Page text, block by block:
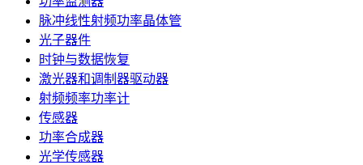
脉冲线性射频功率晶体管
光子器件
时钟与数据恢复
激光器和调制器驱动器
射频频率功率计
传感器
功率合成器
光学传感器